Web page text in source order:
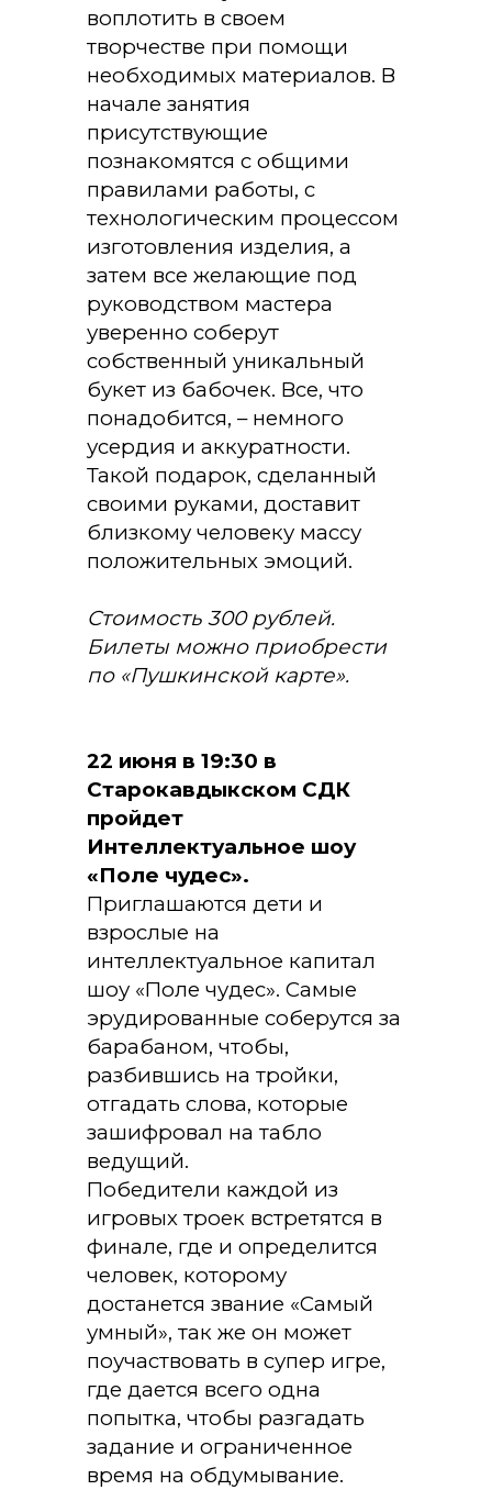
воплотить в своем
творчестве при помощи
необходимых материалов. В
начале занятия
присутствующие
познакомятся с общими
правилами работы, с
технологическим процессом
изготовления изделия, а
затем все желающие под
руководством мастера
уверенно соберут
собственный уникальный
букет из бабочек. Все, что
понадобится, – немного
усердия и аккуратности.
Такой подарок, сделанный
своими руками, доставит
близкому человеку массу
положительных эмоций.
Стоимость 300 рублей.
Билеты можно приобрести
по «Пушкинской карте».
22 июня в 19:30 в
Старокавдыкском СДК
пройдет
Интеллектуальное шоу
«Поле чудес».
Приглашаются дети и
взрослые на
интеллектуальное капитал
шоу «Поле чудес». Самые
эрудированные соберутся за
барабаном, чтобы,
разбившись на тройки,
отгадать слова, которые
зашифровал на табло
ведущий.
Победители каждой из
игровых троек встретятся в
финале, где и определится
человек, которому
достанется звание «Самый
умный», так же он может
поучаствовать в супер игре,
где дается всего одна
попытка, чтобы разгадать
задание и ограниченное
время на обдумывание.